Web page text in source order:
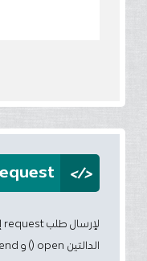
</>
الدالتين open () و send () لل "object" التالي